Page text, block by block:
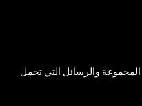
والرسائل التي تحمل